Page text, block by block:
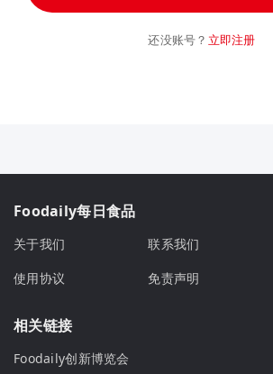
还没账号？ 立即注册
Foodaily每日食品
关于我们 联系我们
使用协议
免责声明
相关链接
Foodaily创新博览会